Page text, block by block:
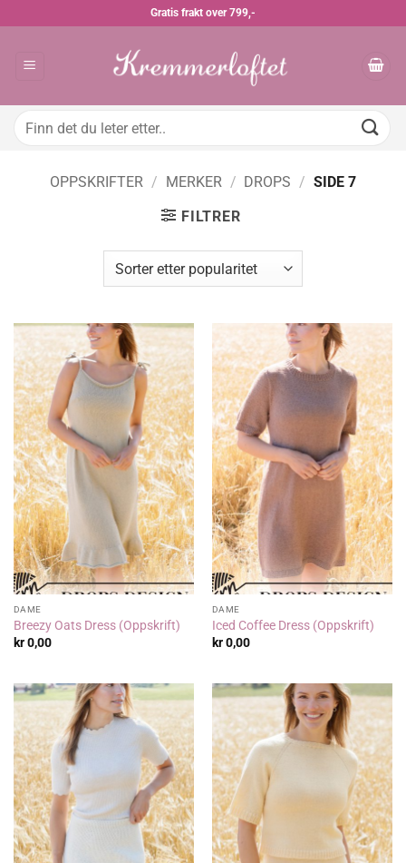
Gratis frakt over 799,-
Søk
OPPSKRIFTER / MERKER / DROPS / SIDE 7
FILTRER
DAME
Breezy Oats Dress (Oppskrift)
kr0,00
DAME
Iced Coffee Dress (Oppskrift)
kr0,00